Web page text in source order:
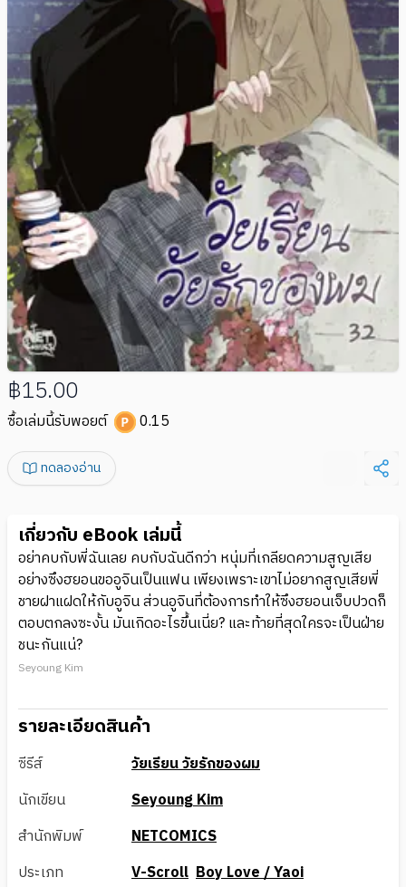
฿15.00
ซื้อเล่มนี้รับพอยต์ 0.15
ทดลองอ่าน
เกี่ยวกับ eBook เล่มนี้
อย่าคบกับพี่ฉันเลย คบกับฉันดีกว่า หนุ่มที่เกลียดความสูญเสีย
อย่างซึงฮยอนขออูจินเป็นแฟน เพียงเพราะเขาไม่อยากสูญเสียพี่
ชายฝาแฝดให้กับอูจิน ส่วนอูจินที่ต้องการทำให้ซึงฮยอนเจ็บปวดก็
ตอบตกลงซะงั้น มันเกิดอะไรขึ้นเนี่ย? และท้ายที่สุดใครจะเป็นฝ่าย
ชนะกันแน่?
Seyoung Kim
รายละเอียดสินค้า
ซีรีส์
วัยเรียน วัยรักของผม
นักเขียน
Seyoung Kim
สำนักพิมพ์
NETCOMICS
ประเภท
V-Scroll Boy Love / Yaoi